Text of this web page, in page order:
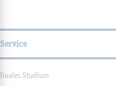
Service
Dua­les Stu­di­um